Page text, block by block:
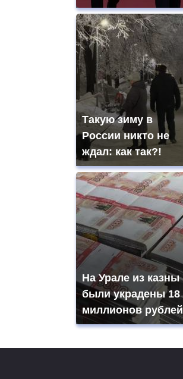
Такую зиму в
России никто не
ждал: как так?!
На Урале из казны
были украдены 18
миллионов рублей